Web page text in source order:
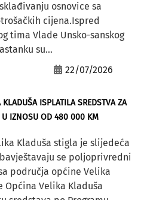
osnovice sa
cijena.Ispred
tima Vlade Unsko-sanskog
su...
22/07/2026
ISPLATILA SREDSTVA ZA
U IZNOSU OD 480 000 KM
Kladuša stigla je slijedeća
se poljoprivredni
područja općine Velika
Općina Velika Kladuša